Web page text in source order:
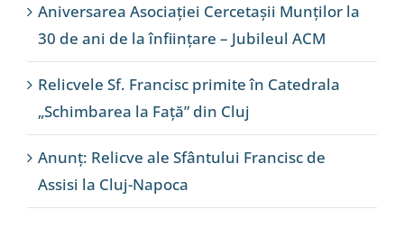
Aniversarea Asociației Cercetașii Munților la
30 de ani de la înființare – Jubileul ACM
Relicvele Sf. Francisc primite în Catedrala
„Schimbarea la Față” din Cluj
Anunț: Relicve ale Sfântului Francisc de
Assisi la Cluj-Napoca